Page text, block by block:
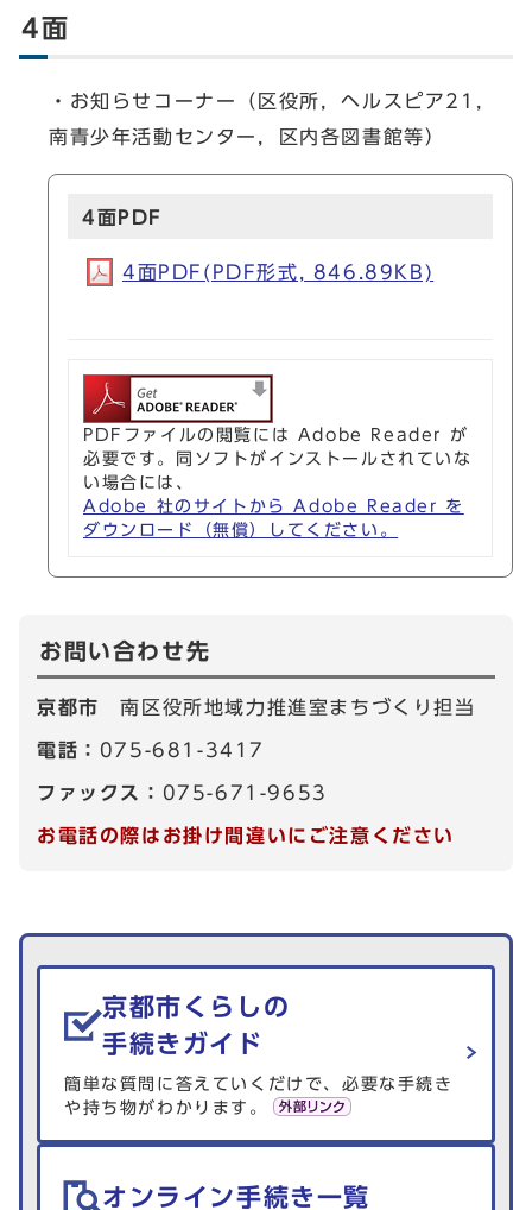
4面
・お知らせコーナー（区役所，ヘルスピア21，
南青少年活動センター，区内各図書館等）
4面PDF
4面PDF(PDF形式, 846.89KB)
PDFファイルの閲覧には Adobe Reader が
必要です。同ソフトがインストールされていな
い場合には、
Adobe 社のサイトから Adobe Reader を
ダウンロード（無償）してください。
お問い合わせ先
京都市南区役所地域力推進室まちづくり担当
電話： 075-681-3417
ファックス： 075-671-9653
お電話の際はお掛け間違いにご注意ください
生活情報を探す
京都市くらしの
手続きガイド
簡単な質問に答えていくだけで、必要な手続き
や持ち物がわかります。
オンライン手続き一覧